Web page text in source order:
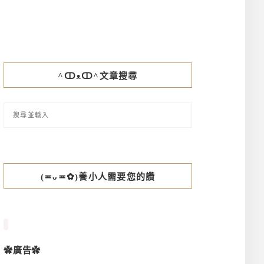
^ↀᴥↀ^文章搜尋
(≖ᴗ≖✿)養小人需要您的讚
✿廣告✿